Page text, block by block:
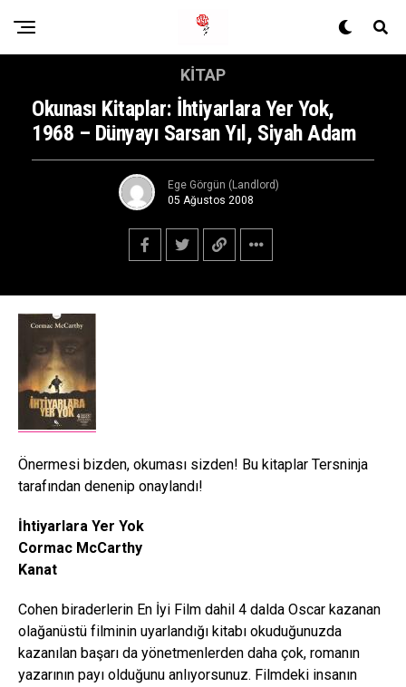
KITAP
Okunası Kitaplar: İhtiyarlara Yer Yok,
1968 – Dünyayı Sarsan Yıl, Siyah Adam
Ege Görgün (Landlord)
05 Ağustos 2008
Önermesi bizden, okuması sizden! Bu kitaplar Tersninja
tarafından denenip onaylandı!
İhtiyarlara Yer Yok
Cormac McCarthy
Kanat
Cohen biraderlerin En İyi Film dahil 4 dalda Oscar kazanan
olağanüstü filminin uyarlandığı kitabı okuduğunuzda
kazanılan başarı da yönetmenlerden daha çok, romanın
yazarının payı olduğunu anlıyorsunuz. Filmdeki insanın